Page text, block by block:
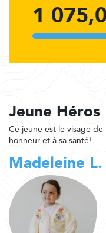
1
Jeune Héros
Ce jeune est le visage
honneur et à sa santé!
Madeleine L.